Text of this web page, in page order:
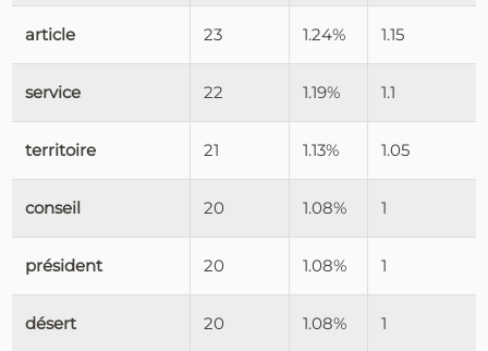
article 23 1.24% 1.15
service 22 1.19% 1.1
territoire 21 1.13% 1.05
conseil 20 1.08% 1
président 20 1.08% 1
désert 20 1.08% 1